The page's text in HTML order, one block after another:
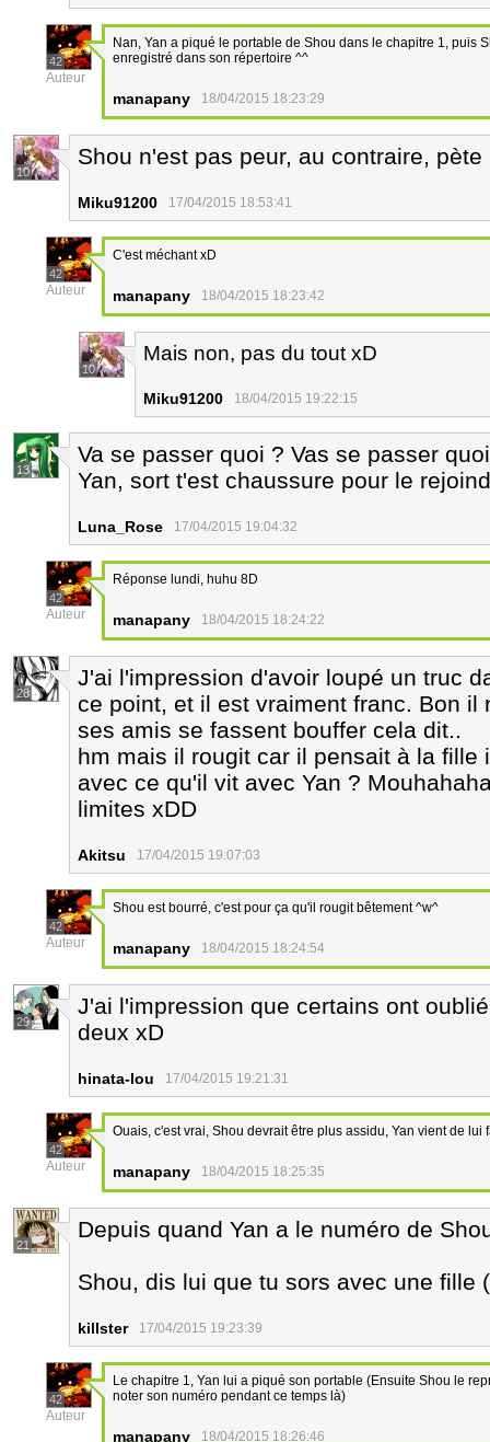
42
Auteur
Nan, Yan a piqué le portable de Shou dans le chapitre 1, puis
enregistré dans son répertoire ^^
manapany 18/04/2015 18:23:29
10
Shou n'est pas peur, au contraire, pète
Miku91200 17/04/2015 18:53:41
42
Auteur
C'est méchant xD
manapany 18/04/2015 18:23:42
10
Mais non, pas du tout xD
Miku91200 18/04/2015 19:22:15
13
Va se passer quoi ? Vas se passer
Yan, sort t'est chaussure pour le
Luna_Rose 17/04/2015 19:04:32
42
Auteur
Réponse lundi, huhu 8D
manapany 18/04/2015 18:24:22
28
J'ai l'impression d'avoir loupé un truc
ce point, et il est vraiment franc. Bon il
ses amis se fassent bouffer cela dit..
hm mais il rougit car il pensait à la
avec ce qu'il vit avec Yan ?
limites xDD
Akitsu 17/04/2015 19:07:03
42
Auteur
Shou est bourré, c'est pour ça qu'il rougit bêtement ^w^
manapany 18/04/2015 18:24:54
29
J'ai l'impression que certains ont
deux xD
hinata-lou 17/04/2015 19:21:31
42
Auteur
Ouais, c'est vrai, Shou devrait être plus assidu, Yan vient de lui
manapany 18/04/2015 18:25:35
21
Depuis quand Yan a le numéro de
Shou, dis lui que tu sors avec une fille
killster 17/04/2015 19:23:39
42
Auteur
Le chapitre 1, Yan lui a piqué son portable (Ensuite Shou le
noter son numéro pendant ce temps là)
manapany 18/04/2015 18:26:46